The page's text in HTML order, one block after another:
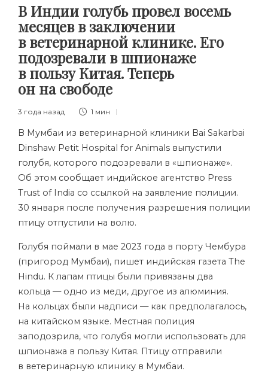
В Индии голубь провел восемь
месяцев в заключении
в ветеринарной клинике. Его
подозревали в шпионаже
в пользу Китая. Теперь
он на свободе
3 года назад 1 мин
В Мумбаи из ветеринарной клиники Bai Sakarbai
Dinshaw Petit Hospital for Animals выпустили
голубя, которого подозревали в «шпионаже».
Об этом сообщает индийское агентство Press
Trust of India со ссылкой на заявление полиции.
30 января после получения разрешения полиции
птицу отпустили на волю.
Голубя поймали в мае 2023 года в порту Чембура
(пригород Мумбаи), пишет индийская газета The
Hindu. К лапам птицы были привязаны два
кольца — одно из меди, другое из алюминия.
На кольцах были надписи — как предполагалось,
на китайском языке. Местная полиция
заподозрила, что голубя могли использовать для
шпионажа в пользу Китая. Птицу отправили
в ветеринарную клинику в Мумбаи.